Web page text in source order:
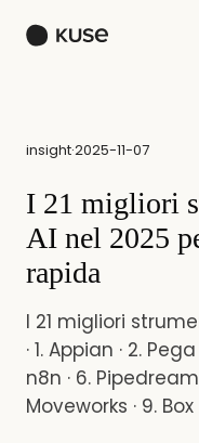
insight·2025-11-07
I 21 migliori
AI nel 2025
rapida
I 21 migliori
· 1. Appian · 2.
n8n · 6.
Moveworks · 9. Box